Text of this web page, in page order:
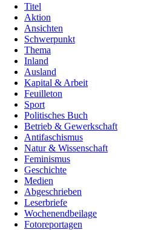
Titel
Aktion
Ansichten
Schwerpunkt
Thema
Inland
Ausland
Kapital & Arbeit
Feuilleton
Sport
Politisches Buch
Betrieb & Gewerkschaft
Antifaschismus
Natur & Wissenschaft
Feminismus
Geschichte
Medien
Abgeschrieben
Leserbriefe
Wochenendbeilage
Fotoreportagen